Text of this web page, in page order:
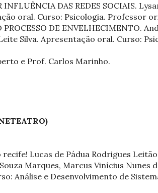
INFLUÊNCIA DAS REDES SOCIAIS.
oral. Curso: Psicologia. Professor
PROCESSO DE ENVELHECIMENTO.
Silva. Apresentação oral. Curso:
e Prof. Carlos Marinho.
recife! Lucas de Pádua Rodrigues
Marques, Marcus Vinícius Nunes
Análise e Desenvolvimento de